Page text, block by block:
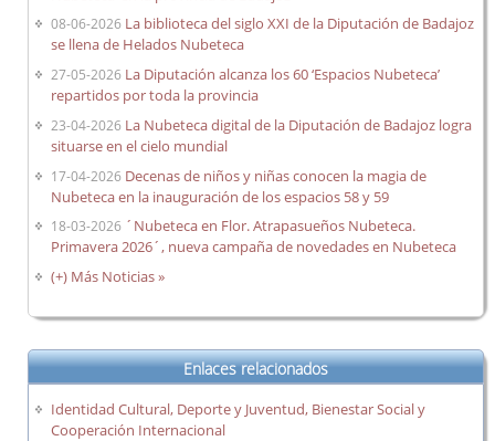
08-06-2026 La biblioteca del siglo XXI de la Diputación de Badajoz
se llena de Helados Nubeteca
27-05-2026 La Diputación alcanza los 60 ‘Espacios Nubeteca’
repartidos por toda la provincia
23-04-2026 La Nubeteca digital de la Diputación de Badajoz logra
situarse en el cielo mundial
17-04-2026 Decenas de niños y niñas conocen la magia de
Nubeteca en la inauguración de los espacios 58 y 59
18-03-2026 ´Nubeteca en Flor. Atrapasueños Nubeteca.
Primavera 2026´, nueva campaña de novedades en Nubeteca
(+) Más Noticias »
Enlaces relacionados
Identidad Cultural, Deporte y Juventud, Bienestar Social y
Cooperación Internacional